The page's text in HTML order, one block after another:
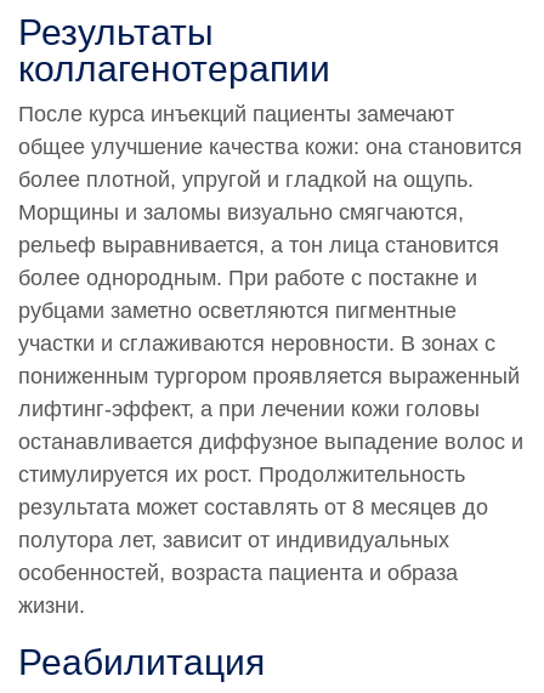
Результаты
коллагенотерапии
После курса инъекций пациенты замечают
общее улучшение качества кожи: она становится
более плотной, упругой и гладкой на ощупь.
Морщины и заломы визуально смягчаются,
рельеф выравнивается, а тон лица становится
более однородным. При работе с постакне и
рубцами заметно осветляются пигментные
участки и сглаживаются неровности. В зонах с
пониженным тургором проявляется выраженный
лифтинг-эффект, а при лечении кожи головы
останавливается диффузное выпадение волос и
стимулируется их рост. Продолжительность
результата может составлять от 8 месяцев до
полутора лет, зависит от индивидуальных
особенностей, возраста пациента и образа
жизни.
Реабилитация